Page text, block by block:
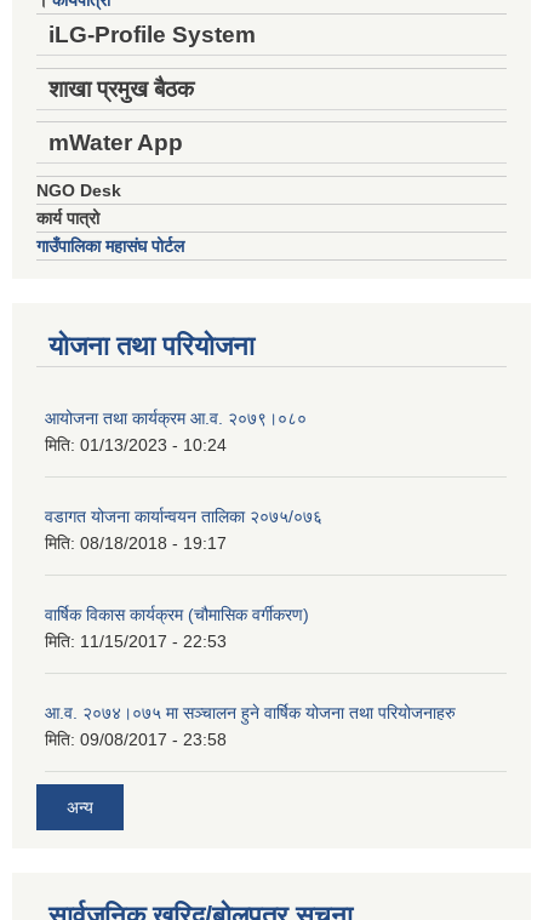
iLG-Profile System
शाखा प्रमुख बैठक
mWater App
NGO Desk
कार्य पात्रो
गाउँपालिका महासंघ पोर्टल
योजना तथा परियोजना
आयोजना तथा कार्यक्रम आ.व. २०७९।०८०
मिति: 01/13/2023 - 10:24
वडागत योजना कार्यान्वयन तालिका २०७५/०७६
मिति: 08/18/2018 - 19:17
वार्षिक विकास कार्यक्रम (चौमासिक वर्गीकरण)
मिति: 11/15/2017 - 22:53
आ.व. २०७४।०७५ मा सञ्चालन हुने वार्षिक योजना तथा परियोजनाहरु
मिति: 09/08/2017 - 23:58
अन्य